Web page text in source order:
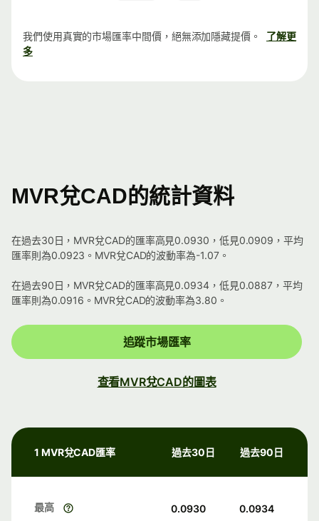
我們使用真實的市場匯率中間價，絕無添加隱藏提價。
了解更
多
MVR兌CAD的統計資料
在過去30日，MVR兌CAD的匯率高見0.0930，低見0.0909，平均
匯率則為0.0923。MVR兌CAD的波動率為-1.07。
在過去90日，MVR兌CAD的匯率高見0.0934，低見0.0887，平均
匯率則為0.0916。MVR兌CAD的波動率為3.80。
追蹤市場匯率
查看MVR兌CAD的圖表
1 MVR兌CAD匯率 過去30日 過去90日
最高 0.0930 0.0934